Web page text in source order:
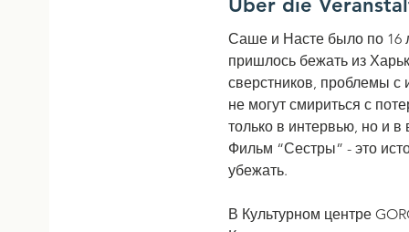
Саше и Насте было по 16
пришлось бежать из
сверстников, проблемы
не могут смириться с
только в интервью, но и
Фильм “Сестры” - это
убежать.
В Культурном центре